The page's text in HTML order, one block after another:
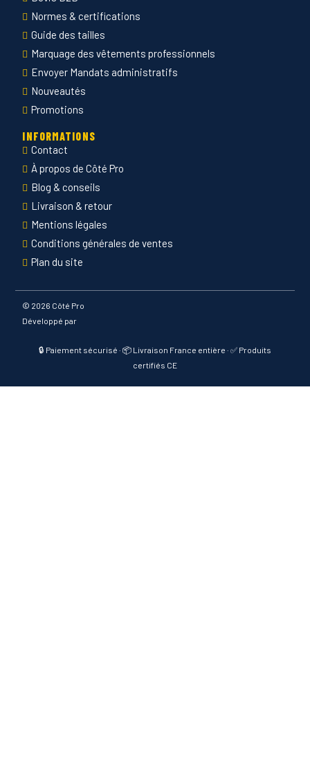
Normes & certifications
Guide des tailles
Marquage des vêtements professionnels
Envoyer Mandats administratifs
Nouveautés
Promotions
INFORMATIONS
Contact
À propos de Côté Pro
Blog & conseils
Livraison & retour
Mentions légales
Conditions générales de ventes
Plan du site
© 2026 Côté Pro
Développé par
🔒 Paiement sécurisé · 📦 Livraison France entière · ✅ Produits
certifiés CE